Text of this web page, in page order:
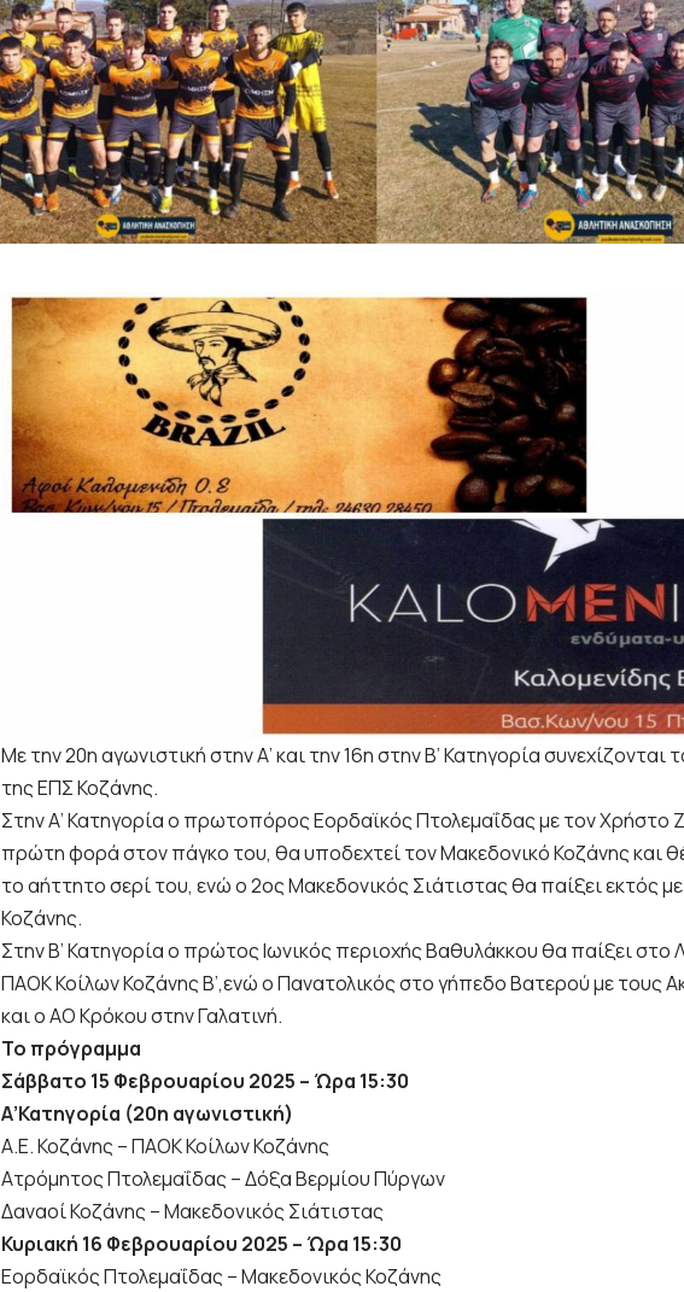
Με την 20η αγωνιστική στην Α’ και την 16η στην Β’ Κατηγορία
της ΕΠΣ Κοζάνης.
Στην Α’ Κατηγορία ο πρωτοπόρος Εορδαϊκός Πτολεμαΐδας με τονΧρήστο
πρώτη φορά στον πάγκο του, θα υποδεχτεί τον Μακεδονικό Κοζάνης και
το αήττητο σερί του, ενώ o 2ος Μακεδονικός Σιάτιστας θα παίξει εκτός
Κοζάνης.
Στην Β’ Κατηγορία ο πρώτος Ιωνικός περιοχής Βαθυλάκκου θα παίξει στο
ΠΑΟΚ Κοίλων Κοζάνης Β’,ενώ ο Πανατολικός στο γήπεδο Βατερού με τους
και ο ΑΟ Κρόκου στην Γαλατινή.
Το πρόγραμμα
Σάββατο 15 Φεβρουαρίου 2025 – Ώρα 15:30
Α’Κατηγορία (20η αγωνιστική)
Α.Ε. Κοζάνης – ΠΑΟΚ Κοίλων Κοζάνης
Ατρόμητος Πτολεμαΐδας – Δόξα Βερμίου Πύργων
Δαναοί Κοζάνης – Μακεδονικός Σιάτιστας
Κυριακή 16 Φεβρουαρίου 2025 – Ώρα 15:30
Εορδαϊκός Πτολεμαΐδας – Μακεδονικός Κοζάνης